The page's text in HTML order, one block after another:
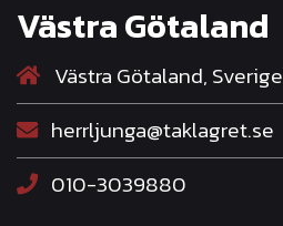
Västra Götaland
Västra Götaland, Sverige
herrljunga@taklagret.se
010-3039880